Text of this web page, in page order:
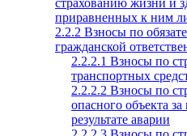
страхованию жизни и
приравненных к ним
2.2.2 Взносы по
гражданской
2.2.2.1 Взносы по
транспортных
2.2.2.2 Взносы по
опасного объекта
результате аварии